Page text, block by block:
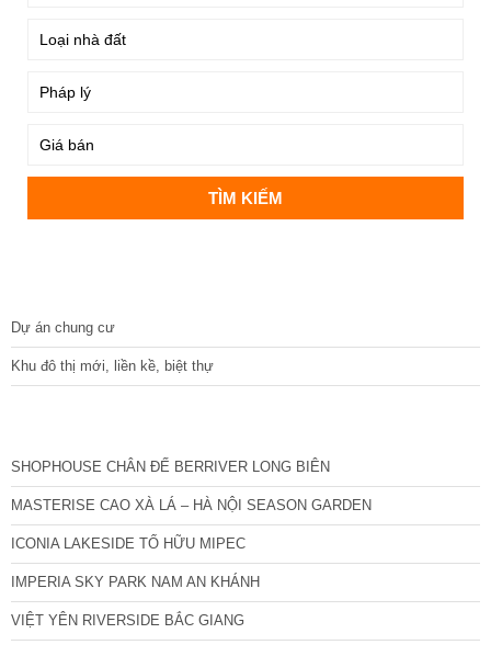
Dự án chung cư
Khu đô thị mới, liền kề, biệt thự
SHOPHOUSE CHÂN ĐẾ BERRIVER LONG BIÊN
MASTERISE CAO XÀ LÁ – HÀ NỘI SEASON GARDEN
ICONIA LAKESIDE TỐ HỮU MIPEC
IMPERIA SKY PARK NAM AN KHÁNH
VIỆT YÊN RIVERSIDE BẮC GIANG